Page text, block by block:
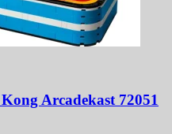
Arcadekast 72051